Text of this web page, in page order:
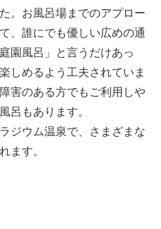
。お風呂場までのアプロー
、誰にでも優しい広めの通
園風呂」と言うだけあっ
しめるよう工夫されていま
害のある方でもご利用しや
呂もあります。
ジウム温泉で、さまざまな
ます。